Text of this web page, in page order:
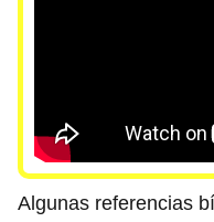
Algunas referencias